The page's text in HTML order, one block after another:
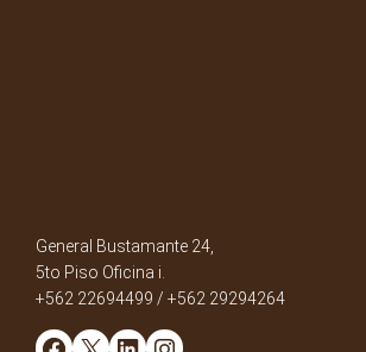
General Bustamante 24,
5to Piso Oficina i.
+562 22694499 / +562 29294264